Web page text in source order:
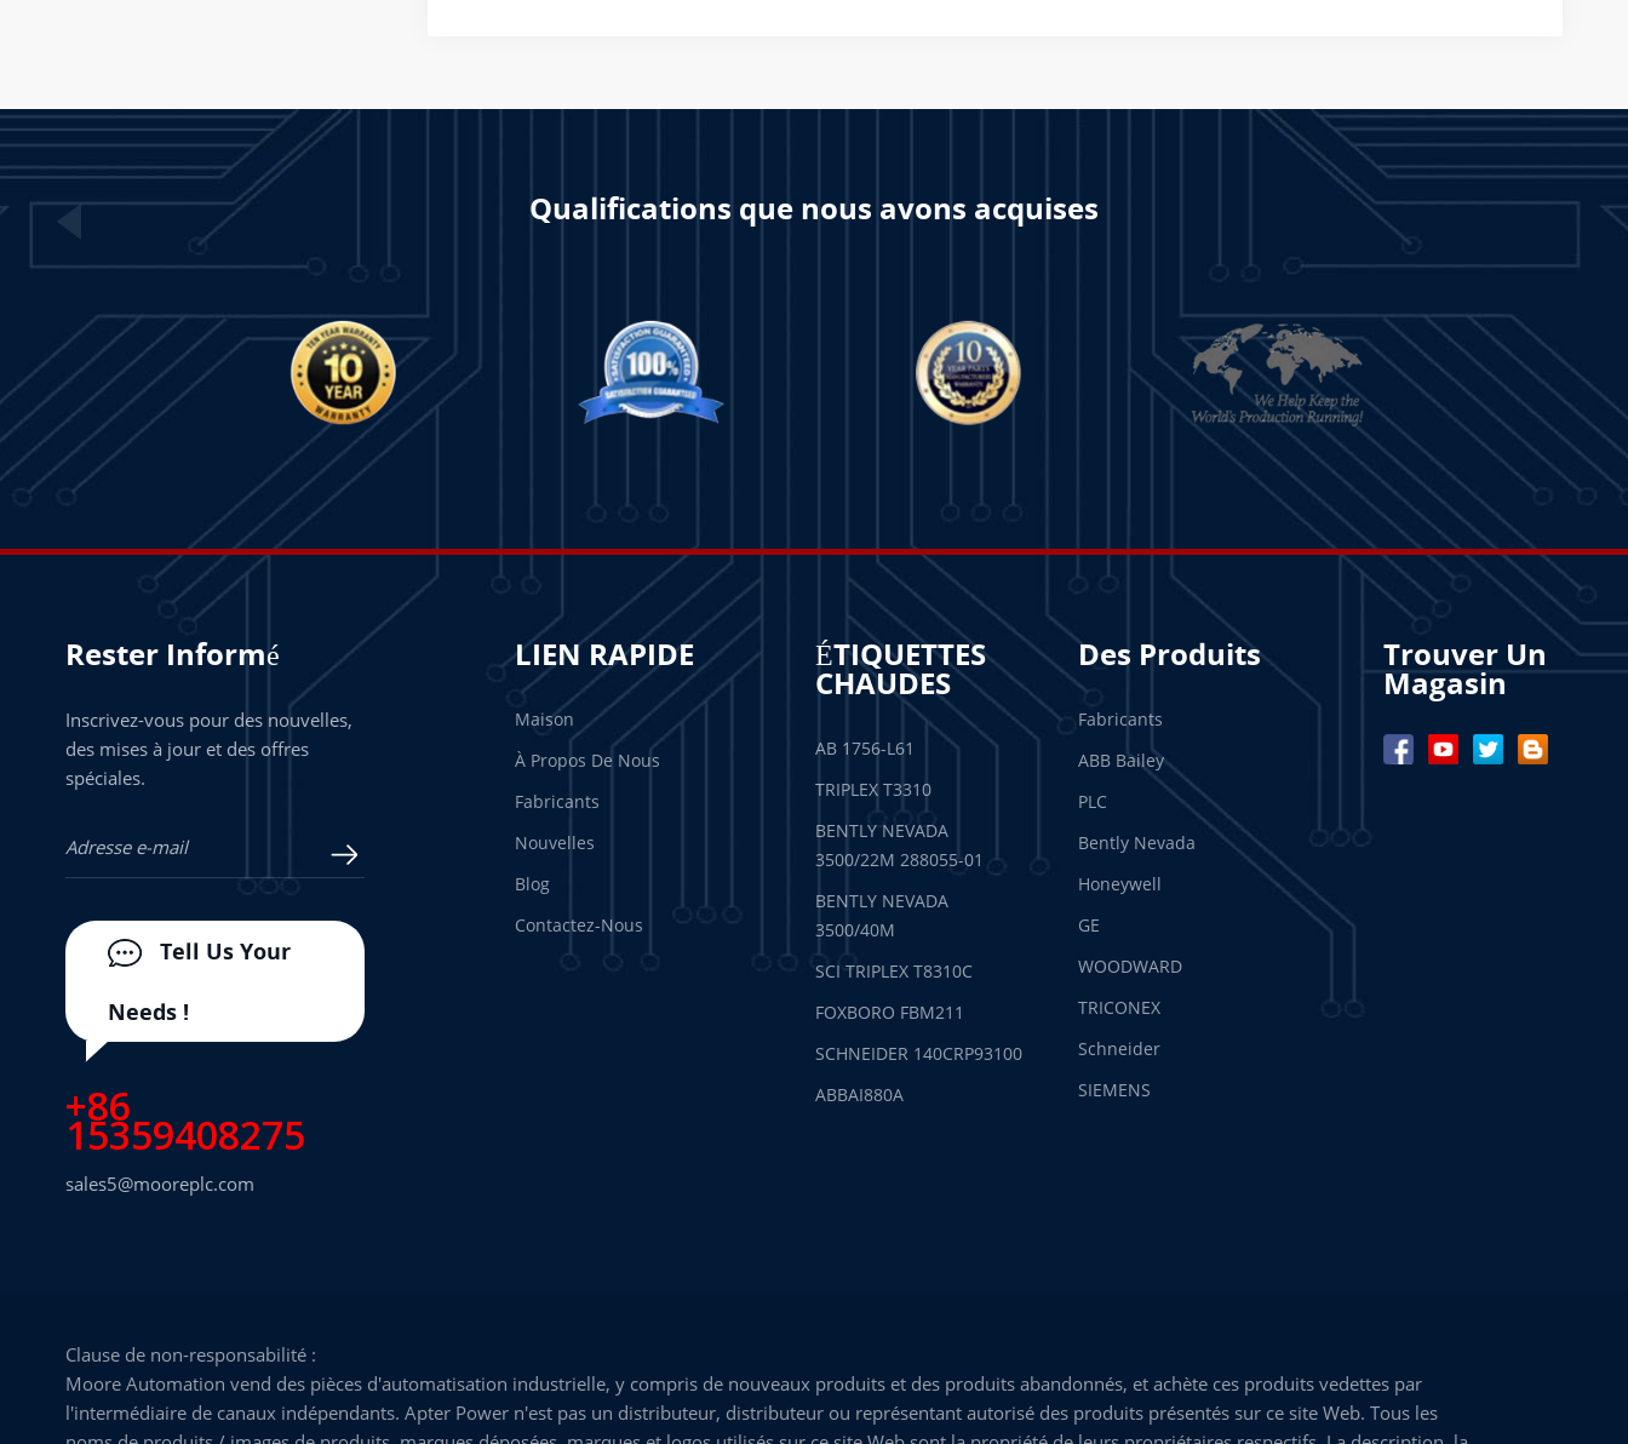
Qualifications que nous avons acquises
Rester Informé
Inscrivez-vous pour des nouvelles,
des mises à jour et des offres
spéciales.
Tell Us Your
Needs !
+86
15359408275
sales5@mooreplc.com
LIEN RAPIDE
Maison
À Propos De Nous
Fabricants
Nouvelles
Blog
Contactez-Nous
ÉTIQUETTES
CHAUDES
AB 1756-L61
TRIPLEX T3310
BENTLY NEVADA
3500/22M 288055-01
BENTLY NEVADA
3500/40M
SCI TRIPLEX T8310C
FOXBORO FBM211
SCHNEIDER 140CRP93100
ABBAI880A
Des Produits
Fabricants
ABB Bailey
PLC
Bently Nevada
Honeywell
GE
WOODWARD
TRICONEX
Schneider
SIEMENS
Trouver Un
Magasin
Clause de non-responsabilité :
Moore Automation vend des pièces d'automatisation industrielle, y compris de nouveaux produits et des produits abandonnés, et achète ces produits vedettes par
l'intermédiaire de canaux indépendants. Apter Power n'est pas un distributeur, distributeur ou représentant autorisé des produits présentés sur ce site Web. Tous les